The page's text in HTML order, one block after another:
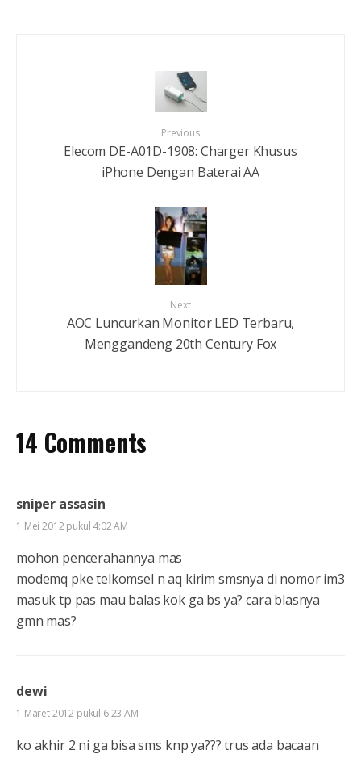
Previous
Elecom DE-A01D-1908: Charger Khusus
iPhone Dengan Baterai AA
Next
AOC Luncurkan Monitor LED Terbaru,
Menggandeng 20th Century Fox
14 Comments
sniper assasin
1 Mei 2012 pukul 4:02 AM
mohon pencerahannya mas
modemq pke telkomsel n aq kirim smsnya di nomor im3
masuk tp pas mau balas kok ga bs ya? cara blasnya
gmn mas?
dewi
1 Maret 2012 pukul 6:23 AM
ko akhir 2 ni ga bisa sms knp ya??? trus ada bacaan